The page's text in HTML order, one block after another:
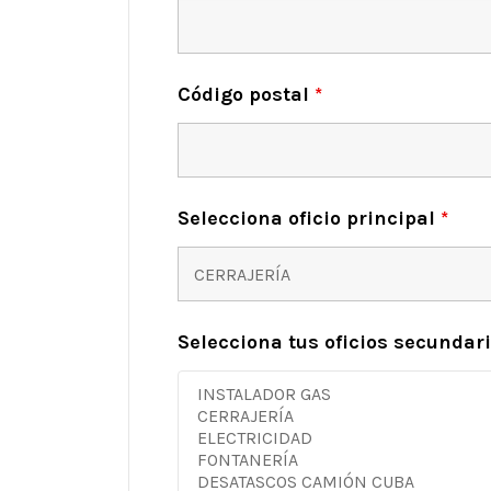
Código postal *
Selecciona oficio principal *
Selecciona tus oficios